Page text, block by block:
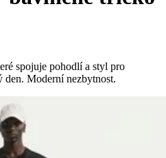
spojuje pohodlí a styl pro
Moderní nezbytnost.